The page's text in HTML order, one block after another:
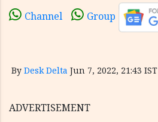
Channel Group
By Desk Delta Jun 7, 2022, 21:43 IST
ADVERTISEMENT